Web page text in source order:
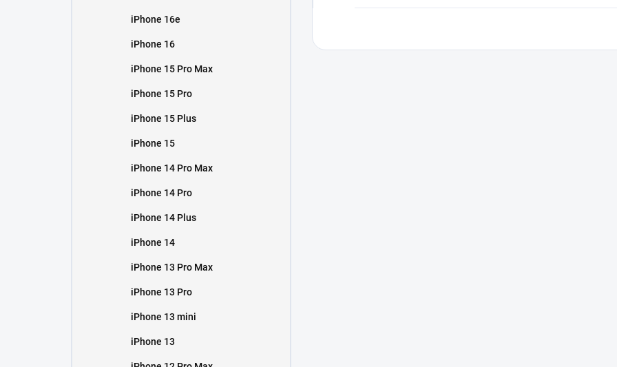
iPhone 16e
iPhone 16
iPhone 15 Pro Max
iPhone 15 Pro
iPhone 15 Plus
iPhone 15
iPhone 14 Pro Max
iPhone 14 Pro
iPhone 14 Plus
iPhone 14
iPhone 13 Pro Max
iPhone 13 Pro
iPhone 13 mini
iPhone 13